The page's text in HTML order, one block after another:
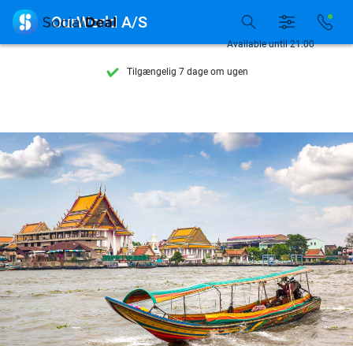
Se flere end 15.000 deals
Tilgængelig 7 dage om ugen
9,4 baseret på206.200 anmeldelser
Se flere end 15.000 deals
Tilgængelig 7 dage om ugen
Available until 21:00
 OurWorld A/S